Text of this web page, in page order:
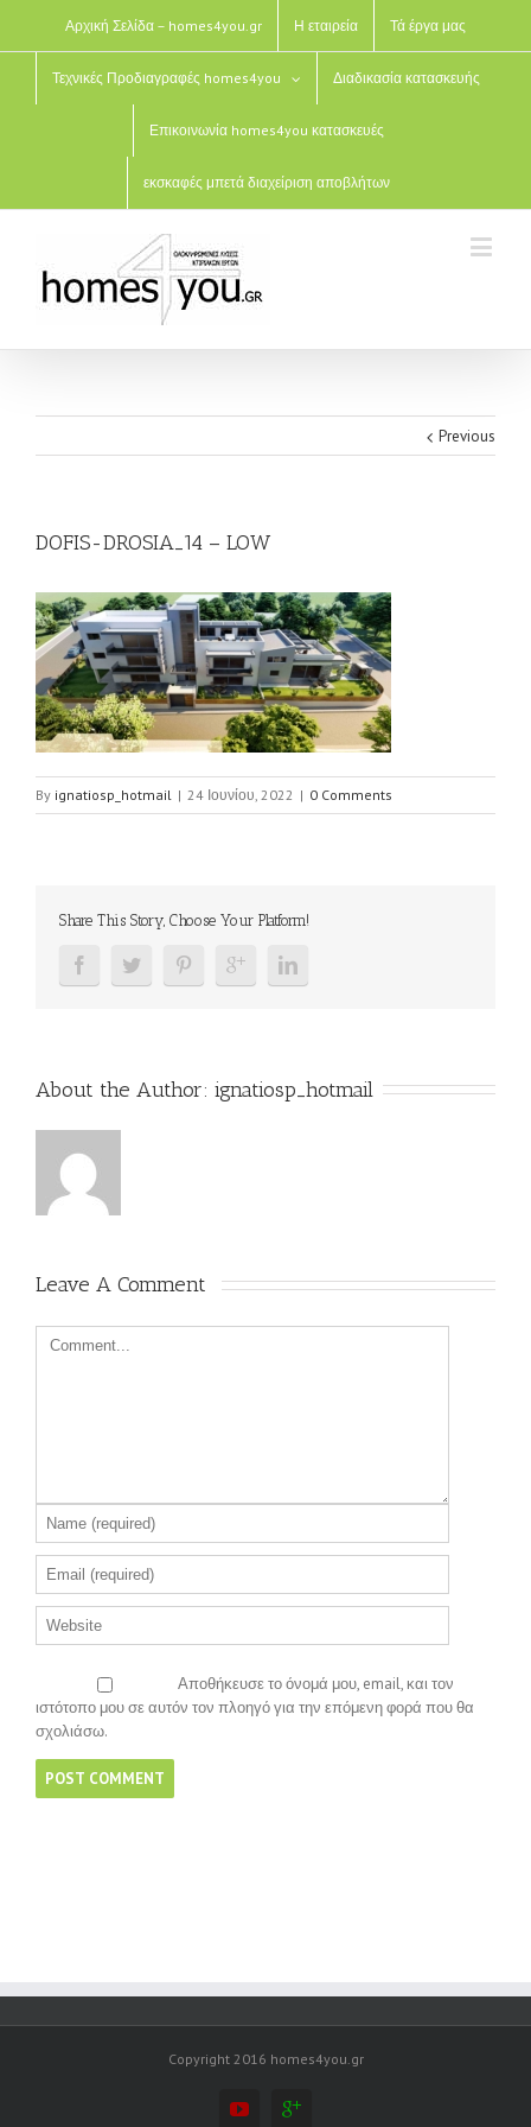
Αρχική Σελίδα – homes4you.gr Η εταιρεία Τά έργα μας
Τεχνικές Προδιαγραφές homes4you Διαδικασία κατασκευής
Επικοινωνία homes4you κατασκευές
εκσκαφές μπετά διαχείριση αποβλήτων
Previous
DOFIS-DROSIA_14 – LOW
By ignatiosp_hotmail | 24 Ιουνίου, 2022 | 0 Comments
Share This Story, Choose Your Platform!
About the Author: ignatiosp_hotmail
Leave A Comment
Αποθήκευσε το όνομά μου, email, και τον
ιστότοπο μου σε αυτόν τον πλοηγό για την επόμενη φορά που θα
σχολιάσω.
Copyright 2016 homes4you.gr